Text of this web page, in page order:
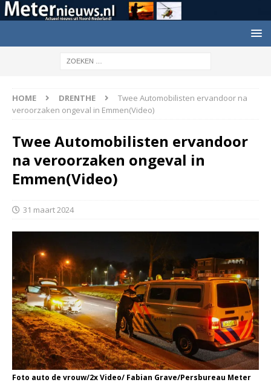
HOME DRENTHE
Twee Automobilisten ervandoor na
veroorzaken ongeval in Emmen(Video)
Twee Automobilisten ervandoor
na veroorzaken ongeval in
Emmen(Video)
31 maart 2024
Foto auto de vrouw/2x Video/ Fabian Grave/Persbureau Meter